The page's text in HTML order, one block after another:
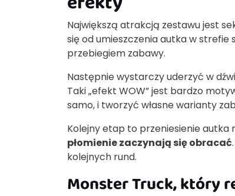
Największą atrakcją zestawu jest
się od umieszczenia autka w
przebiegiem zabawy.
Następnie wystarczy uderzyć w
Taki „efekt WOW” jest bardzo
samo, i tworzyć własne warianty
Kolejny etap to przeniesienie
płomienie zaczynają się obracać
kolejnych rund.
Monster Truck, który